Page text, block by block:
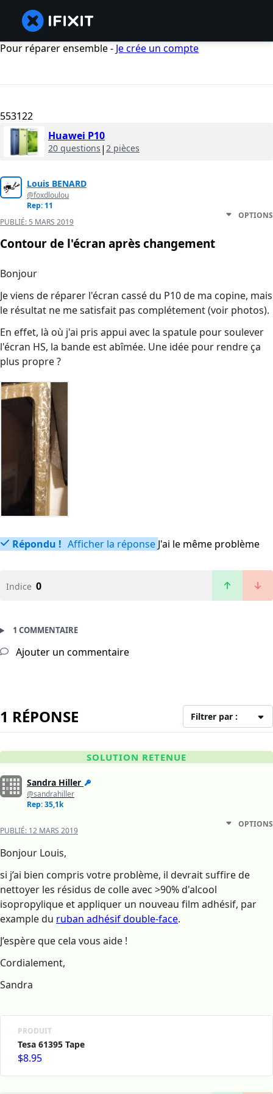
Pour réparer ensemble - Je crée un compte
553122
Huawei P10
20 questions | 2 pièces
Louis BENARD
@foxdloulou
Rep: 11
PUBLIÉ: 5 MARS 2019
OPTIONS
Contour de l'écran après changement
Bonjour
Je viens de réparer l'écran cassé du P10 de ma copine, mais
le résultat ne me satisfait pas complétement (voir photos).
En effet, là où j'ai pris appui avec la spatule pour soulever
l'écran HS, la bande est abîmée. Une idée pour rendre ça
plus propre ?
Répondu ! Afficher la réponse J'ai le même problème
Indice 0
1 COMMENTAIRE
Ajouter un commentaire
1 RÉPONSE Filtrer par :
SOLUTION RETENUE
Sandra Hiller
@sandrahiller
Rep: 35,1k
PUBLIÉ: 12 MARS 2019
OPTIONS
Bonjour Louis,
si j’ai bien compris votre problème, il devrait suffire de
nettoyer les résidus de colle avec >90% d'alcool
isopropylique et appliquer un nouveau film adhésif, par
example du ruban adhésif double-face.
J’espère que cela vous aide !
Cordialement,
Sandra
PRODUIT
Tesa 61395 Tape
$8.95